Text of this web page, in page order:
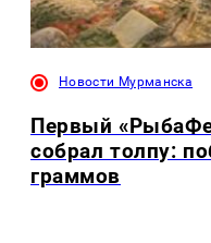
Новости Мурманска
Первый
собрал толпу:
граммов